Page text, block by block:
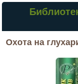
Охота на